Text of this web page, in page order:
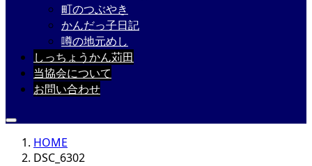
町のつぶやき
かんだっ子日記
噂の地元めし
しっちょうかん苅田
当協会について
お問い合わせ
HOME
DSC_6302